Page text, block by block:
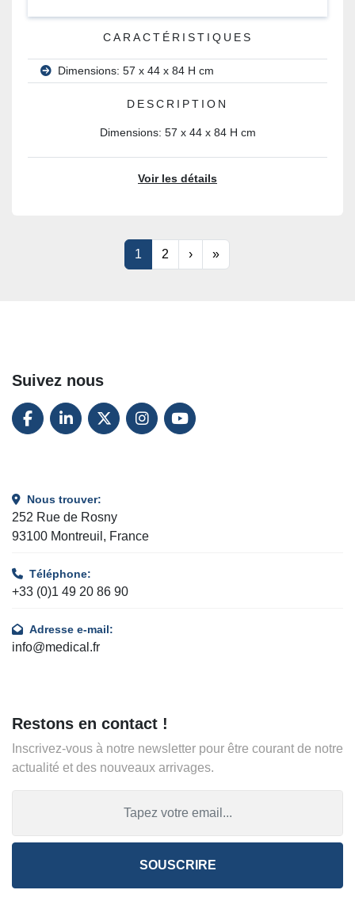
CARACTÉRISTIQUES
Dimensions: 57 x 44 x 84 H cm
DESCRIPTION
Dimensions: 57 x 44 x 84 H cm
Voir les détails
1 2 › »
Suivez nous
FACEBOOK
LINKEDINTWITTERINSTAGRAM
YOUTUBE
Nous trouver:
252 Rue de Rosny
93100 Montreuil, France
Téléphone:
+33 (0)1 49 20 86 90
Adresse e-mail:
info@medical.fr
Restons en contact !
Inscrivez-vous à notre newsletter pour être courant de notre
actualité et des nouveaux arrivages.
SOUSCRIRE